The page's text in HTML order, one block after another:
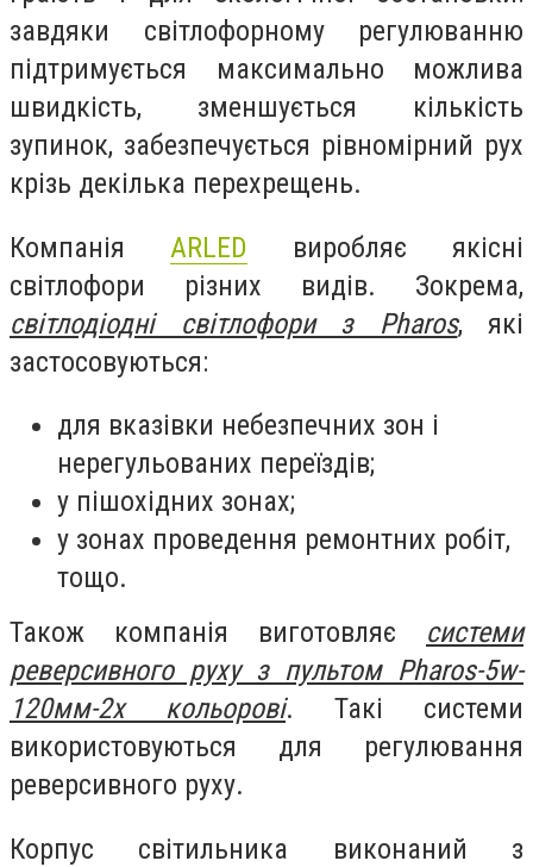
завдяки світлофорному регулюванню
підтримується максимально можлива
швидкість, зменшується кількість
зупинок, забезпечується рівномірний рух
крізь декілька перехрещень.
Компанія ARLED виробляє якісні
світлофори різних видів. Зокрема,
світлодіодні світлофори з Pharos, які
застосовуються:
для вказівки небезпечних зон і
нерегульованих переїздів;
у пішохідних зонах;
у зонах проведення ремонтних робіт,
тощо.
Також компанія виготовляє системи
реверсивного руху з пультом Pharos-5w-
120мм-2х кольорові. Такі системи
використовуються для регулювання
реверсивного руху.
Корпус світильника виконаний з